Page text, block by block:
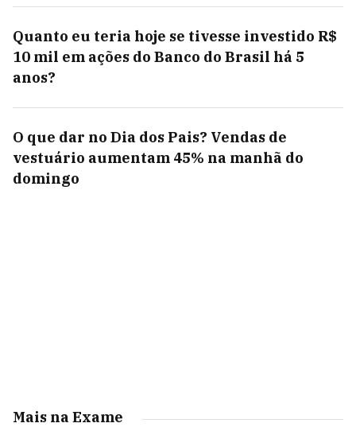
Quanto eu teria hoje se tivesse investido R$
10 mil em ações do Banco do Brasil há 5
anos?
O que dar no Dia dos Pais? Vendas de
vestuário aumentam 45% na manhã do
domingo
Mais na Exame